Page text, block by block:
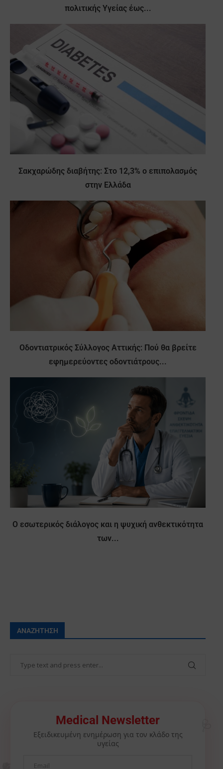
πολιτικής Υγείας έως...
Σακχαρώδης διαβήτης: Στο 12,3% ο επιπολασμός
στην Ελλάδα
Οδοντιατρικός Σύλλογος Αττικής: Πού θα βρείτε
εφημερεύοντες οδοντιάτρους...
Ο εσωτερικός διάλογος και η ψυχική ανθεκτικότητα
των...
ΑΝΑΖΉΤΗΣΗ
Medical Newsletter
Εξειδικευμένη ενημέρωση για τον κλάδο της
υγείας